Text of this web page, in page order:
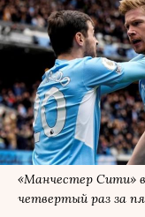
«Манчестер Сити»
четвертый раз за